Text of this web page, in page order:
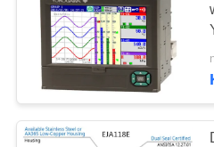
Motorventil